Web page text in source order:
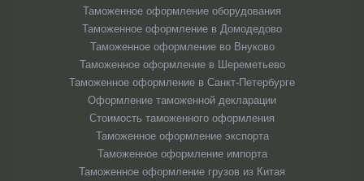
Таможенное оформление оборудования
Таможенное оформление в Домодедово
Таможенное оформление во Внуково
Таможенное оформление в Шереметьево
Таможенное оформление в Санкт-Петербурге
Оформление таможенной декларации
Стоимость таможенного оформления
Таможенное оформление экспорта
Таможенное оформление импорта
Таможенное оформление грузов из Китая